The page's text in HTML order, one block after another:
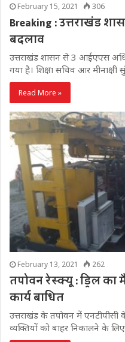
February 15, 2021 306
Breaking : उत्तराखंड
बदलाव
उत्तराखंड शासन से 3 आईएएस
गया है। शिक्षा सचिव आर
Read More »
February 13, 2021 262
तपोवन रेस्क्यू : ड्रिल
कार्य बाधित
उत्तराखंड के तपोवन में एनटीपीसी
व्यक्तियों को बाहर निकालने के